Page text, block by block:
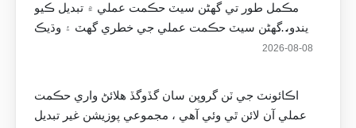
مڪمل طور تي گهڻن سيٽ حڪمت عملي ۾ تبديل ڪيو
ويندو، گهڻن سيٽ حڪمت عملي جي خطري گهٽ ۽ وڌيڪ
موقعا، گهريلو مستقبل پڻ مڪمل طور تي گهڻن سيٽ فعال
2026-08-08
اڪائونٽ جي ٽن گروپن سان گڏوگڏ هلائڻ واري حڪمت
عملي آن لائن ٿي وئي آهي ، مجموعي پوزيشن غير تبديل